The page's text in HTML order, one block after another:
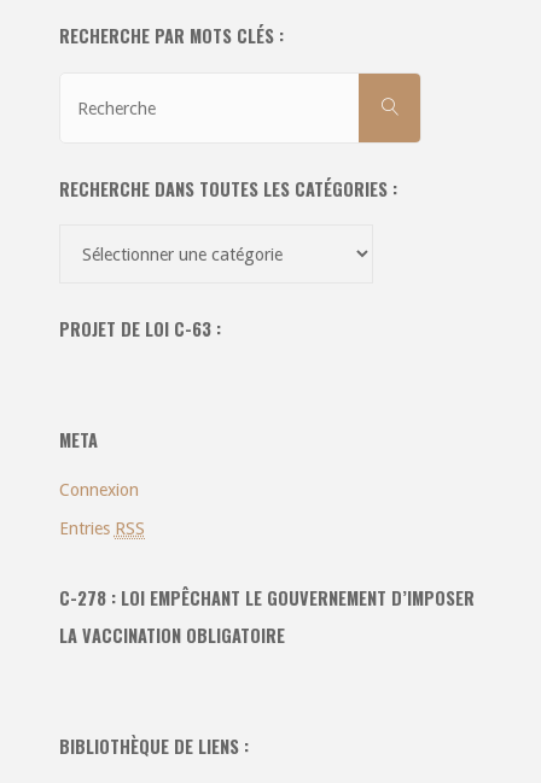
RECHERCHE PAR MOTS CLÉS :
RECHERCHE
RECHERCHE DANS TOUTES LES CATÉGORIES :
les
PROJET DE LOI C-63 :
META
Connexion
Entries RSS
C-278 : LOI EMPÊCHANT LE GOUVERNEMENT D’IMPOSER
LA VACCINATION OBLIGATOIRE
BIBLIOTHÈQUE DE LIENS :